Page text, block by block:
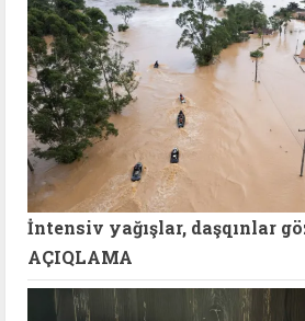
İntensiv yağışlar, daşqınlar
AÇIQLAMA